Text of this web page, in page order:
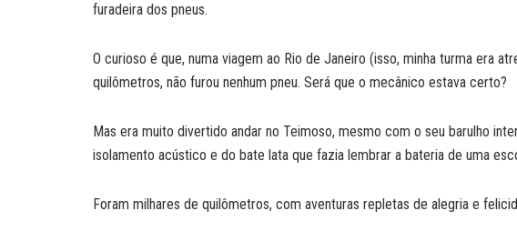
furadeira dos pneus.
O curioso é que, numa viagem ao Rio de Janeiro (isso, minha turma era
quilômetros, não furou nenhum pneu. Será que o mecânico estava certo?
Mas era muito divertido andar no Teimoso, mesmo com o seu barulho
isolamento acústico e do bate lata que fazia lembrar a bateria de uma
Foram milhares de quilômetros, com aventuras repletas de alegria e